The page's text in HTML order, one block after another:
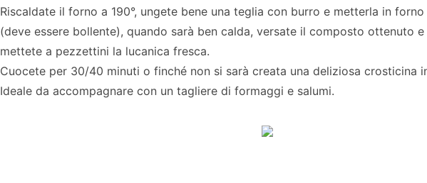
Riscaldate il forno a 190°, ungete bene una teglia con burro e metterla in
(deve essere bollente), quando sarà ben calda, versate il composto ottenuto
mettete a pezzettini la lucanica fresca.
Cuocete per 30/40 minuti o finché non si sarà creata una deliziosa crosticina
Ideale da accompagnare con un tagliere di formaggi e salumi.